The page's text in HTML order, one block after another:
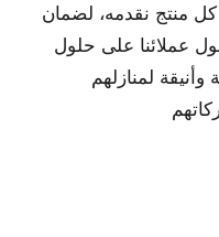
منتج نقدمه، لضمان
عملائنا على حلول
وأنيقة لمنازلهم